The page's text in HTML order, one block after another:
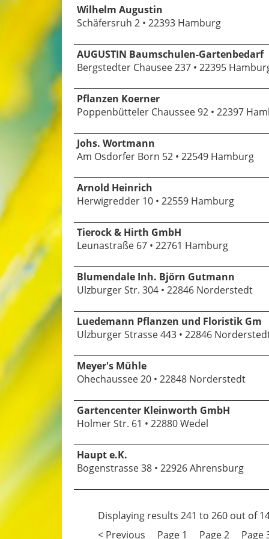
Wilhelm Augustin
Schäfersruh 2 • 22393 Hamburg
AUGUSTIN Baumschulen-Gartenbedarf
Bergstedter Chausee 237 • 22395
Pflanzen Koerner
Poppenbütteler Chaussee 92 • 22397
Johs. Wortmann
Am Osdorfer Born 52 • 22549 Hamburg
Arnold Heinrich
Herwigredder 10 • 22559 Hamburg
Tierock & Hirth GmbH
Leunastraße 67 • 22761 Hamburg
Blumendale Inh. Björn Gutmann
Ulzburger Str. 304 • 22846 Norderstedt
Luedemann Pflanzen und Floristik Gm
Ulzburger Strasse 443 • 22846
Meyer's Mühle
Ohechaussee 20 • 22848 Norderstedt
Gartencenter Kleinworth GmbH
Holmer Str. 61 • 22880 Wedel
Haupt e.K.
Bogenstrasse 38 • 22926 Ahrensburg
Displaying results 241 to 260out of
< Previous
Page 1 Page 2 Page